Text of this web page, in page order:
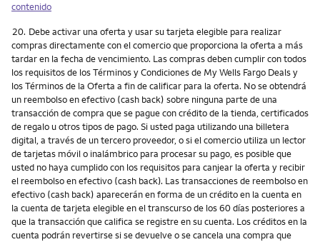
contenido
Nota
20. Debe activar una oferta y usar su tarjeta elegible para realizar
compras directamente con el comercio que proporciona la oferta a más
tardar en la fecha de vencimiento. Las compras deben cumplir con todos
los requisitos de los Términos y Condiciones de My Wells Fargo Deals y
los Términos de la Oferta a fin de calificar para la oferta. No se obtendrá
un reembolso en efectivo (cash back) sobre ninguna parte de una
transacción de compra que se pague con crédito de la tienda, certificados
de regalo u otros tipos de pago. Si usted paga utilizando una billetera
digital, a través de un tercero proveedor, o si el comercio utiliza un lector
de tarjetas móvil o inalámbrico para procesar su pago, es posible que
usted no haya cumplido con los requisitos para canjear la oferta y recibir
el reembolso en efectivo (cash back). Las transacciones de reembolso en
efectivo (cash back) aparecerán en forma de un crédito en la cuenta en
la cuenta de tarjeta elegible en el transcurso de los 60 días posteriores a
que la transacción que califica se registre en su cuenta. Los créditos en la
cuenta podrán revertirse si se devuelve o se cancela una compra que